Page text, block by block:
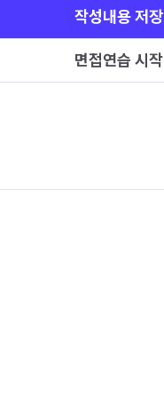
작성내용 저장
면접연습 시작